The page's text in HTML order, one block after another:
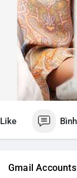
Like
Gmail Accounts